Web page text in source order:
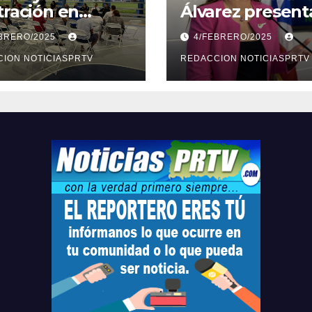
en
sobre
en
2025
NOTICIASPRTV
Álvarez
medidas ante la
violencia en el
noviazgo
4/FEBRERO/2025
REDACCION NOTICIASPRTV